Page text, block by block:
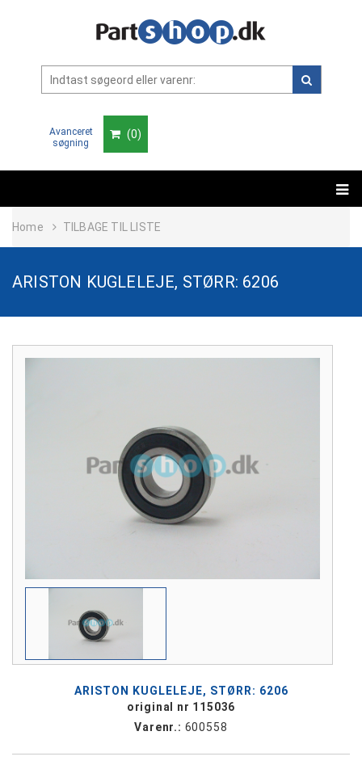
Avanceret
søgning
(0)
Home TILBAGE TIL LISTE
ARISTON KUGLELEJE, STØRR: 6206
ARISTON KUGLELEJE, STØRR: 6206
original nr 115036
Varenr.: 600558